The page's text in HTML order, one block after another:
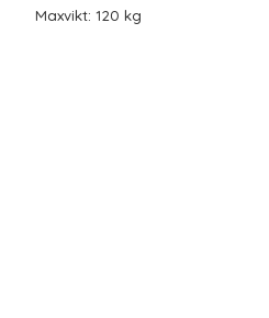
Maxvikt: 120 kg